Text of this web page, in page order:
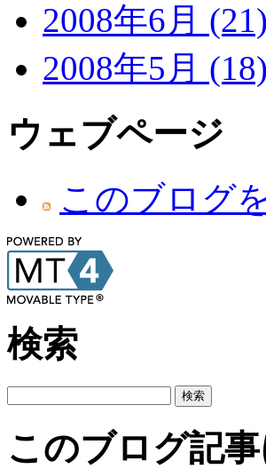
2008年6月 (21)
2008年5月 (18)
ウェブページ
このブログ
検索
このブログ記